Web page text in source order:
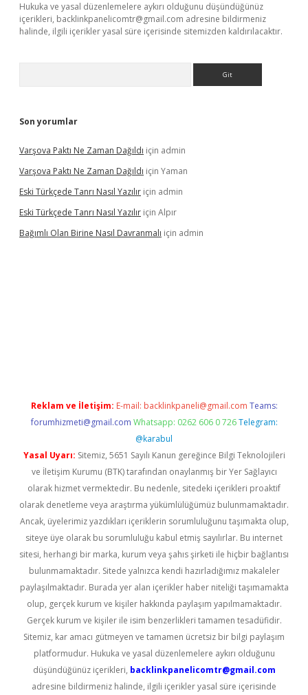
Hukuka ve yasal düzenlemelere aykırı olduğunu düşündüğünüz
içerikleri, backlinkpanelicomtr@gmail.com adresine bildirmeniz
halinde, ilgili içerikler yasal süre içerisinde sitemizden kaldırılacaktır.
Son yorumlar
Varşova Paktı Ne Zaman Dağıldı için admin
Varşova Paktı Ne Zaman Dağıldı için Yaman
Eski Türkçede Tanrı Nasıl Yazılır için admin
Eski Türkçede Tanrı Nasıl Yazılır için Alpır
Bağımlı Olan Birine Nasıl Davranmalı için admin
Reklam ve İletişim: E-mail: backlinkpaneli@gmail.com Teams:
forumhizmeti@gmail.com Whatsapp: 0262 606 0 726 Telegram:
@karabul
Yasal Uyarı: Sitemiz, 5651 Sayılı Kanun gereğince Bilgi Teknolojileri
ve İletişim Kurumu (BTK) tarafından onaylanmış bir Yer Sağlayıcı
olarak hizmet vermektedir. Bu nedenle, sitedeki içerikleri proaktif
olarak denetleme veya araştırma yükümlülüğümüz bulunmamaktadır.
Ancak, üyelerimiz yazdıkları içeriklerin sorumluluğunu taşımakta olup,
siteye üye olarak bu sorumluluğu kabul etmiş sayılırlar. Bu internet
sitesi, herhangi bir marka, kurum veya şahıs şirketi ile hiçbir bağlantısı
bulunmamaktadır. Sitede yalnızca kendi hazırladığımız makaleler
paylaşılmaktadır. Burada yer alan içerikler haber niteliği taşımamakta
olup, gerçek kurum ve kişiler hakkında paylaşım yapılmamaktadır.
Gerçek kurum ve kişiler ile isim benzerlikleri tamamen tesadüfidir.
Sitemiz, kar amacı gütmeyen ve tamamen ücretsiz bir bilgi paylaşım
platformudur. Hukuka ve yasal düzenlemelere aykırı olduğunu
düşündüğünüz içerikleri, backlinkpanelicomtr@gmail.com
adresine bildirmeniz halinde, ilgili içerikler yasal süre içerisinde